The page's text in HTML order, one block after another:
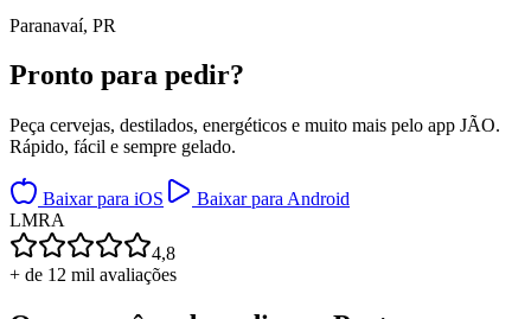
Paranavaí, PR
Pronto para pedir?
Peça cervejas, destilados, energéticos e muito mais pelo app JÃO.
Rápido, fácil e sempre gelado.
Baixar para iOS
Baixar para Android
LMRA
4,8
+ de 12 mil avaliações